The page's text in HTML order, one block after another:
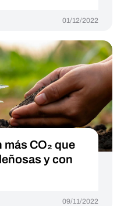
01/12/2022
CO₂ que
y con
09/11/2022